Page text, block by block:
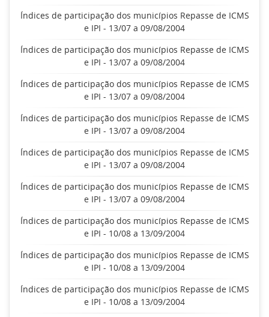
Índices de participação dos municípios Repasse de ICMS
e IPI - 13/07 a 09/08/2004
Índices de participação dos municípios Repasse de ICMS
e IPI - 13/07 a 09/08/2004
Índices de participação dos municípios Repasse de ICMS
e IPI - 13/07 a 09/08/2004
Índices de participação dos municípios Repasse de ICMS
e IPI - 13/07 a 09/08/2004
Índices de participação dos municípios Repasse de ICMS
e IPI - 13/07 a 09/08/2004
Índices de participação dos municípios Repasse de ICMS
e IPI - 13/07 a 09/08/2004
Índices de participação dos municípios Repasse de ICMS
e IPI - 10/08 a 13/09/2004
Índices de participação dos municípios Repasse de ICMS
e IPI - 10/08 a 13/09/2004
Índices de participação dos municípios Repasse de ICMS
e IPI - 10/08 a 13/09/2004